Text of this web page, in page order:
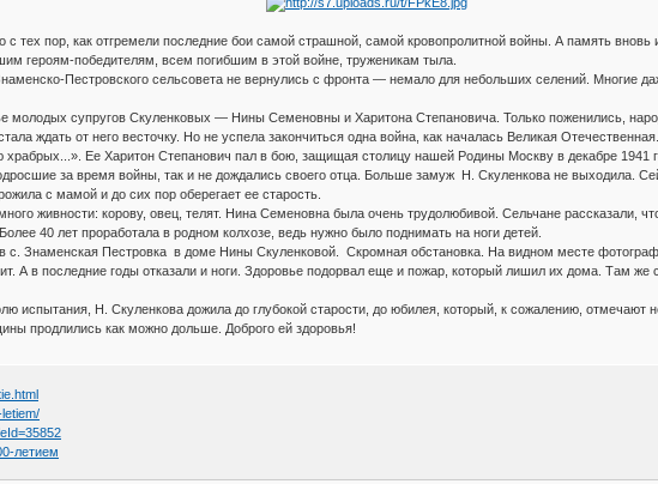
с тех пор, как отгремели последние бои самой страшной, самой кровопролитной войны. А память
героям-победителям, всем погибшим в этой войне, труженикам тыла.
Пестровского сельсовета не вернулись с фронта — немало для небольших селений. Многие
молодых супругов Скуленковых — Нины Семеновны и Харитона Степановича. Только поженились,
ждать от него весточку. Но не успела закончиться одна война, как началась Великая
Ее Харитон Степанович пал в бою, защищая столицу нашей Родины Москву в декабре 1941
за время войны, так и не дождались своего отца. Больше замуж Н. Скуленкова не выходила.
с мамой и до сих пор оберегает ее старость.
живности: корову, овец, телят. Нина Семеновна была очень трудолюбивой. Сельчане рассказали,
40 лет проработала в родном колхозе, ведь нужно было поднимать на ноги детей.
с. Знаменская Пестровка в доме Нины Скуленковой. Скромная обстановка. На видном месте
А в последние годы отказали и ноги. Здоровье подорвал еще и пожар, который лишил их дома. Там же
испытания, Н. Скуленкова дожила до глубокой старости, до юбилея, который, к сожалению, отмечают
продлились как можно дольше. Доброго ей здоровья!
летием